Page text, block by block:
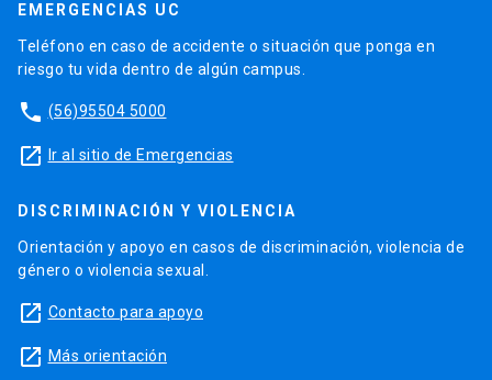
EMERGENCIAS UC
Teléfono en caso de accidente o situación que ponga en
riesgo tu vida dentro de algún campus.
phone (56)95504 5000
launch Ir al sitio de Emergencias
DISCRIMINACIÓN Y VIOLENCIA
Orientación y apoyo en casos de discriminación, violencia de
género o violencia sexual.
launch Contacto para apoyo
launch Más orientación